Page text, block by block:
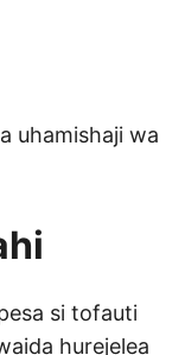
uhamishaji wa
si tofauti
hurejelea